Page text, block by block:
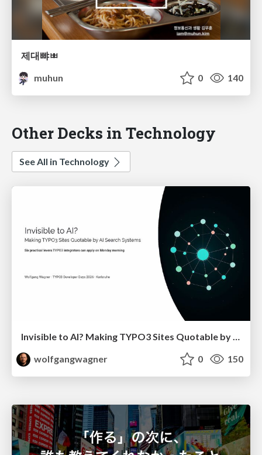
제대뺘ㅃ
muhun
0 140
Other Decks in Technology
See All in Technology
wolfgangwagner
0 150